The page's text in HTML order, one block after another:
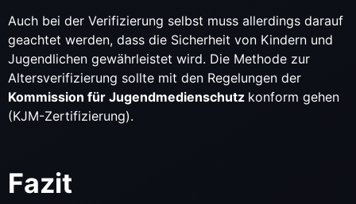
Auch bei der Verifizierung selbst muss allerdings darauf
geachtet werden, dass die Sicherheit von Kindern und
Jugendlichen gewährleistet wird. Die Methode zur
Altersverifizierung sollte mit den Regelungen der
Kommission für Jugendmedienschutz konform gehen
(KJM-Zertifizierung).
Fazit